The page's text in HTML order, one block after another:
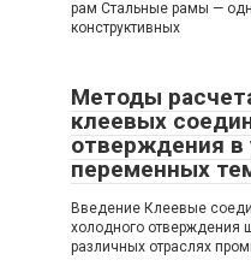
рам Стальные рамы —
конструктивных
Методы
клеевых
отверждения в
переменных
Введение Клеевые
холодного отверждения
различных отраслях